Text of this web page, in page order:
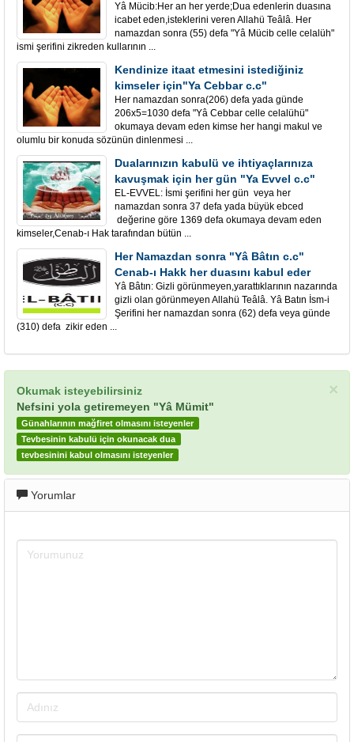
Yâ Mücib:Her an her yerde;Dua edenlerin duasına
icabet eden,isteklerini veren Allahü Teâlâ. Her
namazdan sonra (55) defa "Yâ Mücib celle celalüh"
ismi şerifini zikreden kullarının ...
Kendinize itaat etmesini istediğiniz
kimseler için"Ya Cebbar c.c"
Her namazdan sonra(206) defa yada günde
206x5=1030 defa "Yâ Cebbar celle celalühü"
okumaya devam eden kimse her hangi makul ve
olumlu bir konuda sözünün dinlenmesi ...
Dualarınızın kabulü ve ihtiyaçlarınıza
kavuşmak için her gün "Ya Evvel c.c"
EL-EVVEL: İsmi şerifini her gün veya her
namazdan sonra 37 defa yada büyük ebced
değerine göre 1369 defa okumaya devam eden
kimseler,Cenab-ı Hak tarafından bütün ...
Her Namazdan sonra "Yâ Bâtın c.c"
Cenab-ı Hakk her duasını kabul eder
Yâ Bâtın: Gizli görünmeyen,yarattıklarının nazarında
gizli olan görünmeyen Allahü Teâlâ. Yâ Batın İsm-i
Şerifini her namazdan sonra (62) defa veya günde
(310) defa zikir eden ...
×
Okumak isteyebilirsiniz
Nefsini yola getiremeyen "Yâ Mümit"
Günahlarının mağfiret olmasını isteyenler
Tevbesinin kabulü için okunacak dua
tevbesinini kabul olmasını isteyenler
Yorumlar